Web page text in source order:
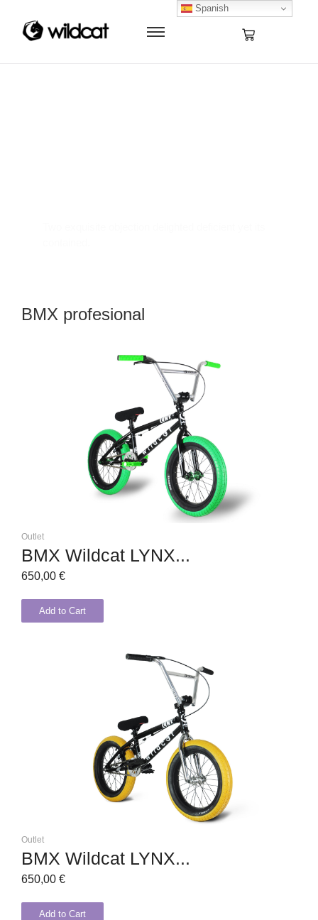
BMX profesional
Outlet
BMX Wildcat LYNX...
650,00 €
Add to Cart
Outlet
BMX Wildcat LYNX...
650,00 €
Add to Cart
Spanish